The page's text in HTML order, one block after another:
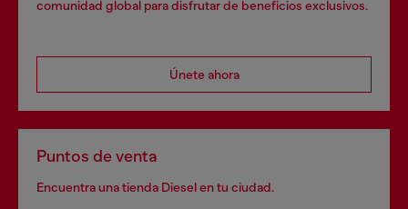
comunidad global para disfrutar de beneficios exclusivos.
Únete ahora
Puntos de venta
Encuentra una tienda Diesel en tu ciudad.